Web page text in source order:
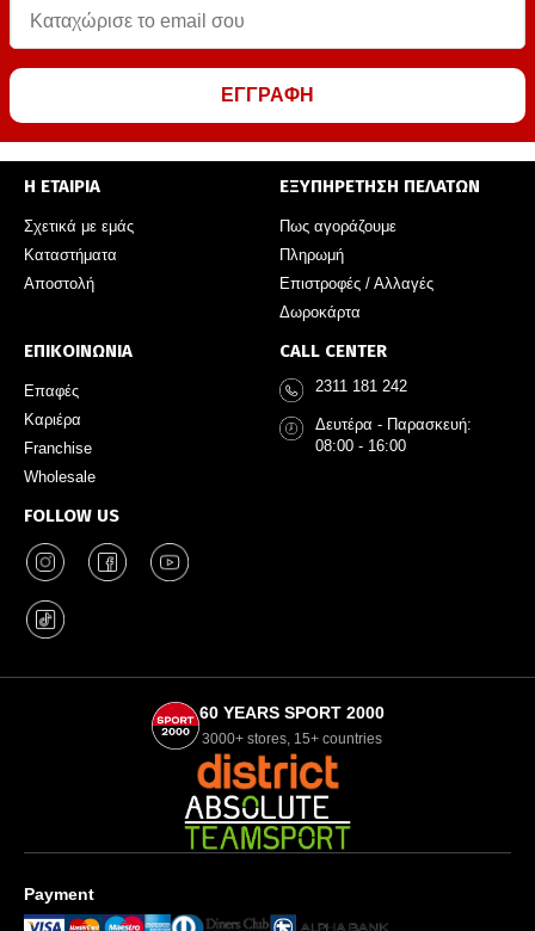
ΕΓΓΡΑΦΗ
Η ΕΤΑΙΡΙΑ
Σχετικά με εμάς
Καταστήματα
Αποστολή
ΕΞΥΠΗΡΕΤΗΣΗ ΠΕΛΑΤΩΝ
Πως αγοράζουμε
Πληρωμή
Επιστροφές / Αλλαγές
Δωροκάρτα
ΕΠΙΚΟΙΝΩΝΙΑ
Επαφές
Καριέρα
Franchise
Wholesale
FOLLOW US
CALL CENTER
2311 181 242
Δευτέρα - Παρασκευή:
08:00 - 16:00
60 YEARS SPORT 2000
3000+ stores, 15+ countries
Payment